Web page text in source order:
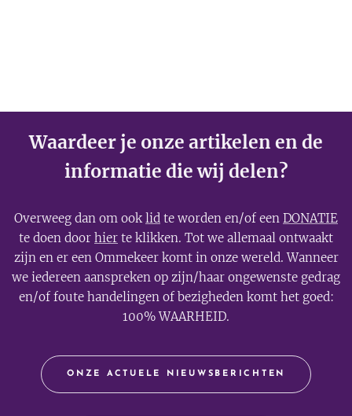
Waardeer je onze artikelen en de
informatie die wij delen?
Overweeg dan om ooklid te worden en/of een DONATIE
te doen door hier te klikken. Tot we allemaal ontwaakt
zijn en er een Ommekeer komt in onze wereld. Wanneer
we iedereen aanspreken op zijn/haar ongewenste gedrag
en/of foute handelingen of bezigheden komt het goed:
100% WAARHEID.
ONZE ACTUELE NIEUWSBERICHTEN